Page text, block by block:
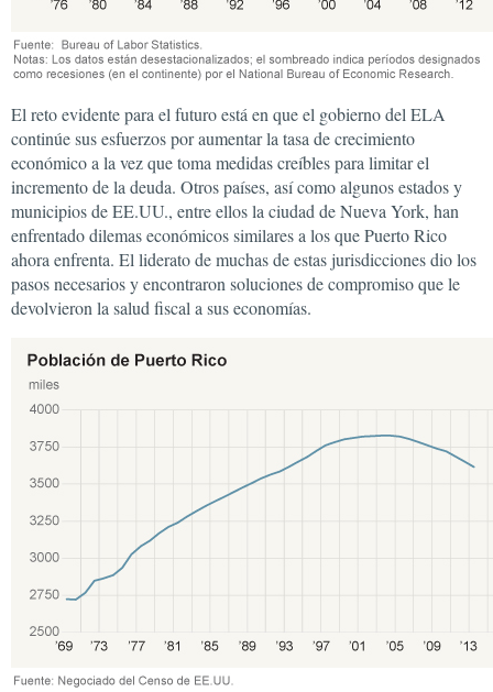
El reto evidente para el futuro está en que el gobierno del ELA
continúe sus esfuerzos por aumentar la tasa de crecimiento
económico a la vez que toma medidas creíbles para limitar el
incremento de la deuda. Otros países, así como algunos estados y
municipios de EE.UU., entre ellos la ciudad de Nueva York, han
enfrentado dilemas económicos similares a los que Puerto Rico
ahora enfrenta. El liderato de muchas de estas jurisdicciones dio los
pasos necesarios y encontraron soluciones de compromiso que le
devolvieron la salud fiscal a sus economías.